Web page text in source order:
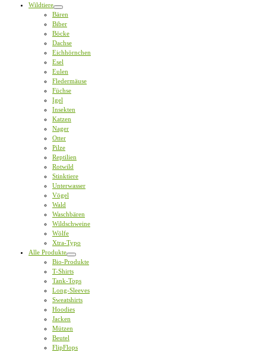
Wildtiere
Bären
Biber
Böcke
Dachse
Eichhörnchen
Esel
Eulen
Fledermäuse
Füchse
Igel
Insekten
Katzen
Nager
Otter
Pilze
Reptilien
Rotwild
Stinktiere
Unterwasser
Vögel
Wald
Waschbären
Wildschweine
Wölfe
Xtra-Typo
Alle Produkte
Bio-Produkte
T-Shirts
Tank-Tops
Long-Sleeves
Sweatshirts
Hoodies
Jacken
Mützen
Beutel
FlipFlops